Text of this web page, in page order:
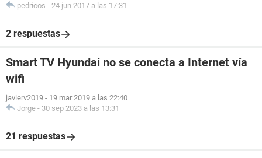
pedricos - 24 jun 2017 a las 17:31
2 respuestas
Smart TV Hyundai no se conecta a Internet vía
wifi
javierv2019 - 19 mar 2019 a las 22:40
Jorge - 30 sep 2023 a las 13:31
21 respuestas